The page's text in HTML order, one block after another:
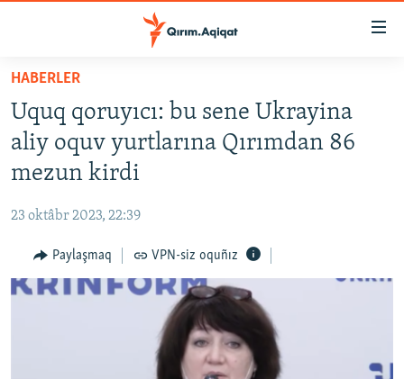
Esas
qaytmaq
Baş
navigatsiyağa
qaytmaq
Qıdıruvğa
SİYASET
İQTİSADİYAT
MEDENİYET
İNSAN AQLARI
VİDEO
HABERLER
Uquq qoruyıcı: bu sene Ukrayina
aliy oquv yurtlarına Qırımdan 86
mezun kirdi
23 oktâbr 2023, 22:39
Paylaşmaq VPN-siz oquñız